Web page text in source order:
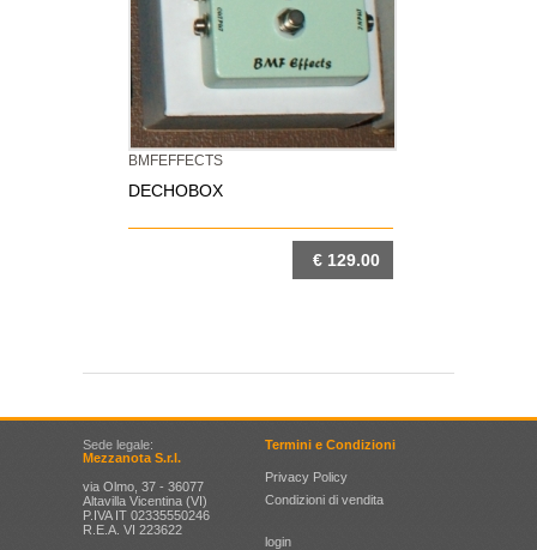
BMFEFFECTS
DECHOBOX
€ 129.00
Sede legale:
Mezzanota S.r.l.
via Olmo, 37 - 36077
Altavilla Vicentina (VI)
P.IVA IT 02335550246
R.E.A. VI 223622
Termini e Condizioni
Privacy Policy
Condizioni di vendita
login